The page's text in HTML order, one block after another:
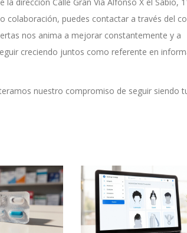
colaboración, puedes contactar a través del
nos anima a mejorar constantemente y a
creciendo juntos como referente en
nuestro compromiso de seguir siendo